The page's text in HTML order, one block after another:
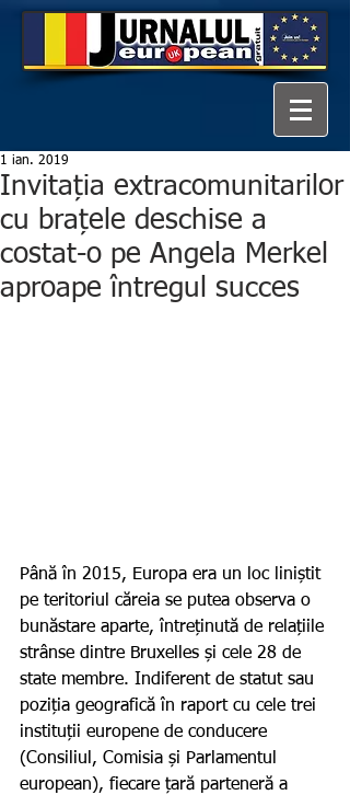
Invitația extracomunitarilor
cu brațele deschise a
costat-o pe Angela Merkel
aproape întregul succes
1 ian. 2019
Până în 2015, Europa era un loc liniștit
pe teritoriul căreia se putea observa o
bunăstare aparte, întreținută de relațiile
strânse dintre Bruxelles și cele 28 de
state membre. Indiferent de statut sau
poziția geografică în raport cu cele trei
instituții europene de conducere
(Consiliul, Comisia și Parlamentul
european), fiecare țară parteneră a